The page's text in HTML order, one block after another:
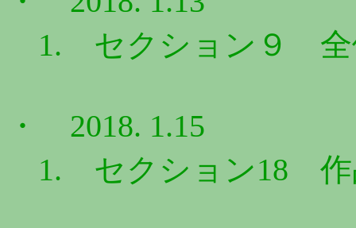
1. セクション９ 全
・ 2018. 1.15
1. セクション18 作